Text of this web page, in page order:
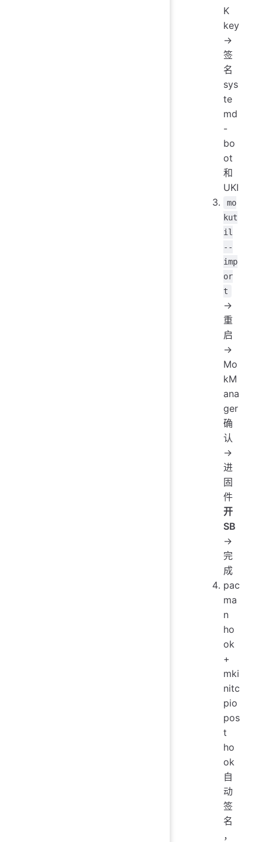
K
key
→
签
名
sys
te
md
-
bo
ot
和
UKI
mo
kut
il
--
imp
or
t
→
重
启
→
Mo
kM
ana
ger
确
认
→
进
固
件
开
SB
→
完
成
pac
ma
n
ho
ok
+
mki
nitc
pio
pos
t
ho
ok
自
动
签
名
，